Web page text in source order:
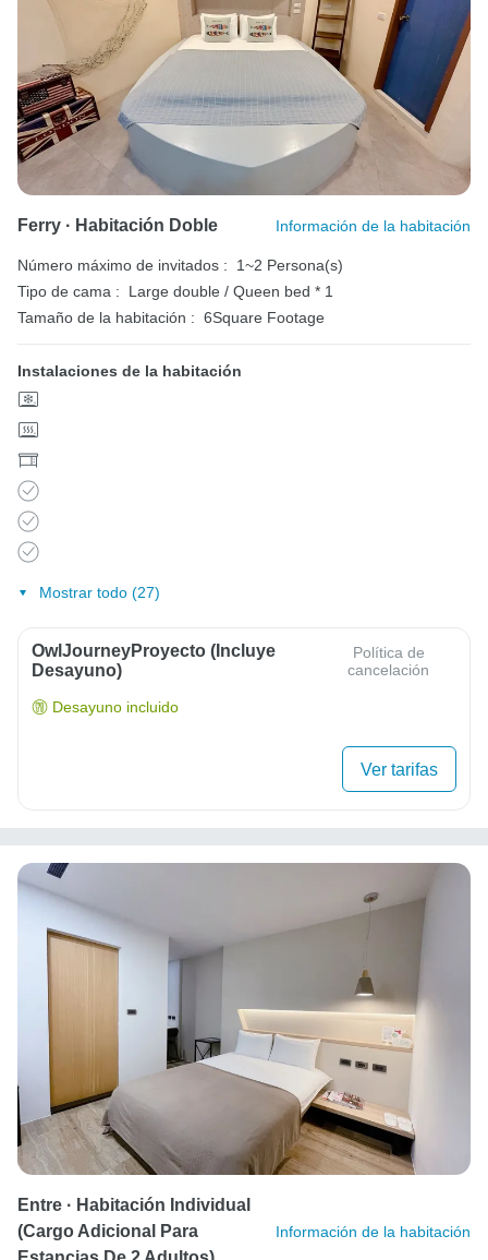
Ferry · Habitación Doble Información de la habitación
Número máximo de invitados :
1~2 Persona(s)
Tipo de cama :
Large double / Queen bed * 1
Tamaño de la habitación : 6Square Footage
Instalaciones de la habitación
Mostrar todo (27)
OwlJourneyProyecto (Incluye
Desayuno)
Política de
cancelación
Desayuno incluido
Ver tarifas
Entre · Habitación Individual
(Cargo Adicional Para
Información de la habitación